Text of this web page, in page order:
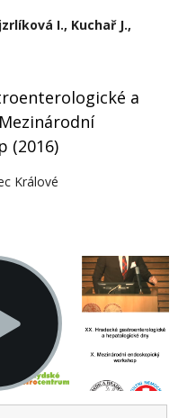
I., Kuchař J.,
a
(2016)
Králové